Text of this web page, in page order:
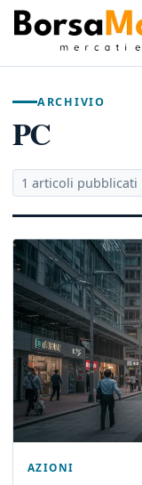
ARCHIVIO
PC
1 articoli pubblicati
AZIONI